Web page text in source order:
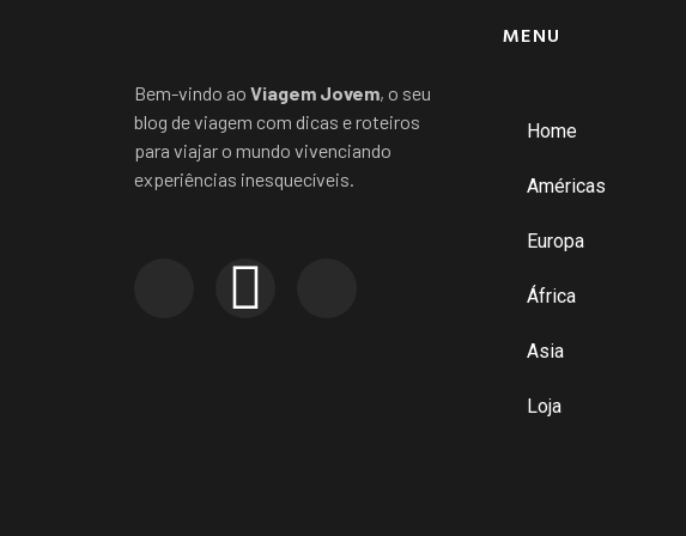
Bem-vindo ao Viagem Jovem, o seu
blog de viagem com dicas e roteiros
para viajar o mundo vivenciando
experiências inesquecíveis.
MENU
Home
Américas
Europa
África
Asia
Loja